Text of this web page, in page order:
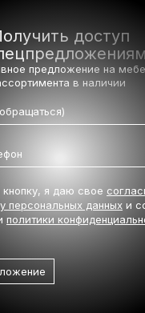
доступ
предложение на
в наличии
я даю свое
персональных данных и
политики